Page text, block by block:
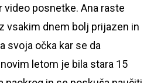
posnetke. Ana raste
vsakim dnem bolj prijazen in
svoja očka kar se da
letom je bila stara 15